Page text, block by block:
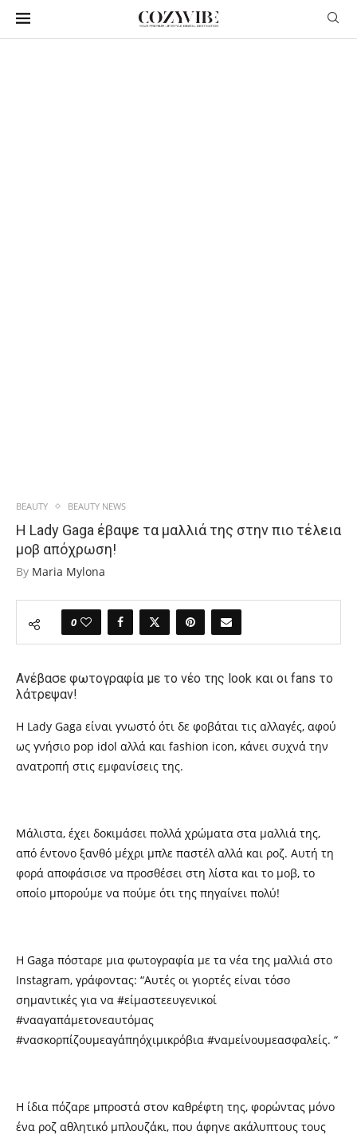
BEAUTY BEAUTY NEWS
Η Lady Gaga έβαψε τα μαλλιά της στην πιο τέλεια
μοβ απόχρωση!
By Maria Mylona
0
Ανέβασε φωτογραφία με το νέο της look και οι fans το
λάτρεψαν!
Η Lady Gaga είναι γνωστό ότι δε φοβάται τις αλλαγές, αφού
ως γνήσιο pop idol αλλά και fashion icon, κάνει συχνά την
ανατροπή στις εμφανίσεις της.
Μάλιστα, έχει δοκιμάσει πολλά χρώματα στα μαλλιά της,
από έντονο ξανθό μέχρι μπλε παστέλ αλλά και ροζ. Αυτή τη
φορά αποφάσισε να προσθέσει στη λίστα και το μοβ, το
οποίο μπορούμε να πούμε ότι της πηγαίνει πολύ!
Η Gaga πόσταρε μια φωτογραφία με τα νέα της μαλλιά στο
Instagram, γράφοντας: “Aυτές οι γιορτές είναι τόσο
σημαντικές για να #είμαστεευγενικοί
#νααγαπάμετονεαυτόμας
#νασκορπίζουμεαγάπηόχιμικρόβια #ναμείνουμεασφαλείς. “
Η ίδια πόζαρε μπροστά στον καθρέφτη της, φορώντας μόνο
ένα ροζ αθλητικό μπλουζάκι, που άφηνε ακάλυπτους τους